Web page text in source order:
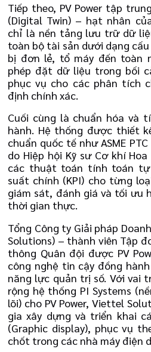
Tiếp theo, PV Power tập
(Digital Twin) – hạt nhân
chỉ là nền tảng lưu trữ dữ
toàn bộ tài sản dưới dạng
bị đơn lẻ, tổ máy đến toàn
phép đặt dữ liệu trong bối
phục vụ cho các phân tích
định chính xác.
Cuối cùng là chuẩn hóa và
hành. Hệ thống được thiết
chuẩn quốc tế như ASME
do Hiệp hội Kỹ sư Cơ khí Hoa
các thuật toán tính toán
suất chính (KPI) cho từng
giám sát, đánh giá và tối ưu
thời gian thực.
Tổng Công ty Giải pháp
Solutions) – thành viên Tập
thông Quân đội được PV
công nghệ tin cậy đồng
năng lực quản trị số. Với vai
rộng hệ thống PI Systems
lõi) cho PV Power, Viettel
gia xây dựng và triển khai
(Graphic display), phục vụ
chốt trong các nhà máy điện